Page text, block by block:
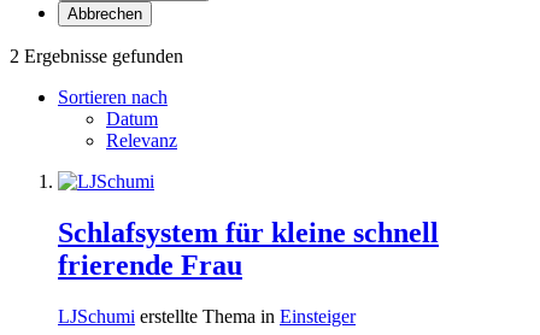
Abbrechen
2 Ergebnisse gefunden
Sortieren nach
Datum
Relevanz
Schlafsystem für kleine schnell
frierende Frau
LJSchumi erstellte Thema in Einsteiger